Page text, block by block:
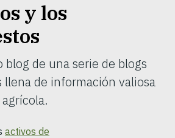
y los
blog de una serie de blogs
llena de información valiosa
activos de